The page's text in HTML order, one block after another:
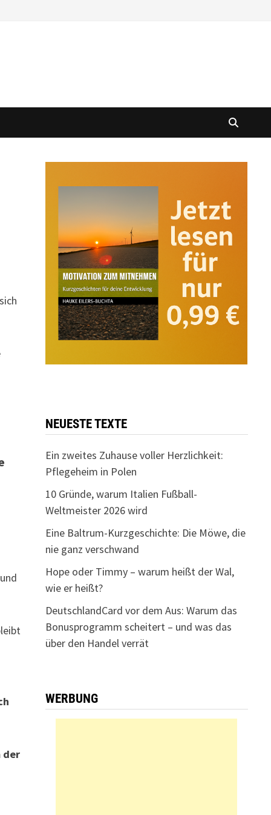
der
NEUESTE TEXTE
Ein zweites Zuhause voller Herzlichkeit:
Pflegeheim in Polen
10 Gründe, warum Italien Fußball-
Weltmeister 2026 wird
Eine Baltrum-Kurzgeschichte: Die Möwe, die
nie ganz verschwand
Hope oder Timmy – warum heißt der Wal,
wie er heißt?
DeutschlandCard vor dem Aus: Warum das
Bonusprogramm scheitert – und was das
über den Handel verrät
WERBUNG